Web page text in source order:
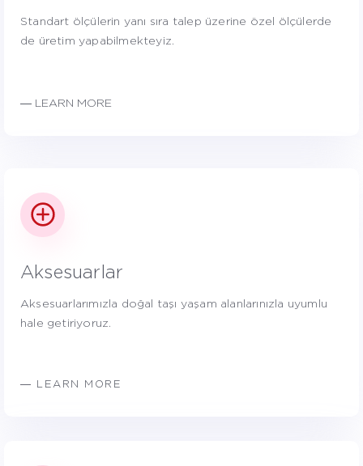
Standart ölçülerin yanı sıra talep üzerine özel ölçülerde
de üretim yapabilmekteyiz.
― LEARN MORE
Aksesuarlar
Aksesuarlarımızla doğal taşı yaşam alanlarınızla uyumlu
hale getiriyoruz.
― LEARN MORE